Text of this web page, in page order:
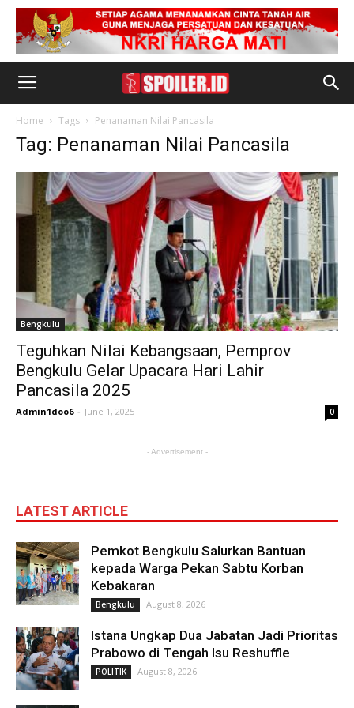
Home Tags Penanaman Nilai Pancasila
Tag: Penanaman Nilai Pancasila
Bengkulu
Teguhkan Nilai Kebangsaan, Pemprov
Bengkulu Gelar Upacara Hari Lahir
Pancasila 2025
Admin1doo6 - June 1, 2025 0
- Advertisement -
LATEST ARTICLE
Pemkot Bengkulu Salurkan Bantuan
kepada Warga Pekan Sabtu Korban
Kebakaran
Bengkulu August 8, 2026
Istana Ungkap Dua Jabatan Jadi Prioritas
Prabowo di Tengah Isu Reshuffle
POLITIK August 8, 2026